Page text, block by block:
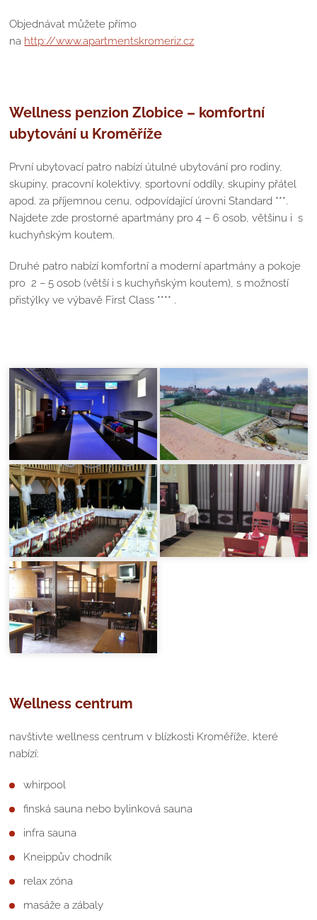
Objednávat můžete přímo
na http://www.apartmentskromeriz.cz
Wellness penzion Zlobice – komfortní
ubytování u Kroměříže
První ubytovací patro nabízí útulné ubytování pro rodiny,
skupiny, pracovní kolektivy, sportovní oddíly, skupiny přátel
apod. za příjemnou cenu, odpovídající úrovni Standard ***.
Najdete zde prostorné apartmány pro 4 – 6 osob, většinu i s
kuchyňským koutem.
Druhé patro nabízí komfortní a moderní apartmány a pokoje
pro 2 – 5 osob (větší i s kuchyňským koutem), s možností
přistýlky ve výbavě First Class **** .
Wellness centrum
navštivte wellness centrum v blízkosti Kroměříže, které
nabízí:
whirpool
finská sauna nebo bylinková sauna
infra sauna
Kneippův chodník
relax zóna
masáže a zábaly